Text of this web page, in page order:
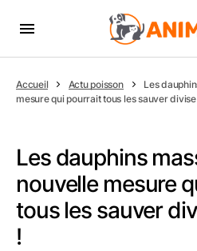
Accueil Actu poisson
Les
mesure qui pourrait tous les sauver
Les dauphins
nouvelle mesure
tous les sauver
!